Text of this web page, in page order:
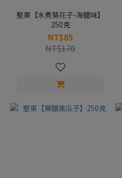
堅果【水煮葵花子-海鹽味】
250克
NT$85
NT$170